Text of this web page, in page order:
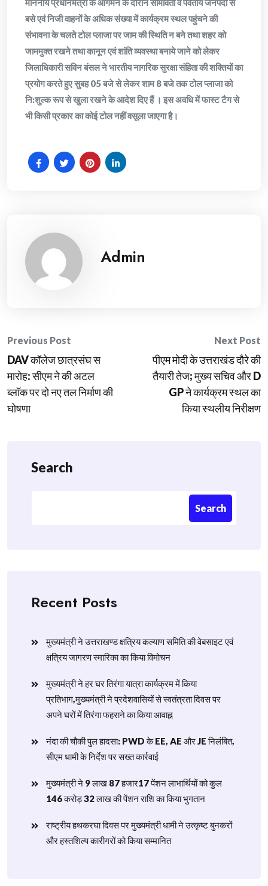
माननीय प्रधानमंत्री के आगमन के दौरान सीमावर्ती व पर्वतीय जनपदों से
बसे एवं निजी वाहनों के अधिक संख्या में कार्यक्रम स्थल पहुंचने की
संभावना के चलते टोल प्लाजा पर जाम की स्थिति न बने तथा शहर को
जाममुक्त रखने तथा कानून एवं शांति व्यवस्था बनाये जाने को लेकर
जिलाधिकारी सविन बंसल ने भारतीय नागरिक सुरक्षा संहिता की शक्तियों का
प्रयोग करते हुए सुबह 05 बजे से लेकर शाम 8 बजे तक टोल प्लाजा को
नि:शुल्क रूप से खुला रखने के आदेश दिए हैं । इस अवधि में फास्ट टैग से
भी किसी प्रकार का कोई टोल नहीं वसूला जाएगा है।
Admin
Post
navigation
Previous Post
DAV कॉलेज छात्रसंघ स
मारोह: सीएम ने की अटल
ब्लॉक पर दो नए तल निर्माण की
घोषणा
Next Post
पीएम मोदी के उत्तराखंड दौरे की
तैयारी तेज; मुख्य सचिव और D
GP ने कार्यक्रम स्थल का
किया स्थलीय निरीक्षण
Search
Search
Recent Posts
मुख्यमंत्री ने उत्तराखण्ड क्षत्रिय कल्याण समिति की वेबसाइट एवं
क्षत्रिय जागरण स्मारिका का किया विमोचन
मुख्यमंत्री ने हर घर तिरंगा यात्रा कार्यक्रम में किया
प्रतिभाग,मुख्यमंत्री ने प्रदेशवासियों से स्वतंत्रता दिवस पर
अपने घरों में तिरंगा फहराने का किया आवाह्न
नंदा की चौकी पुल हादसा: PWD के EE, AE और JE निलंबित,
सीएम धामी के निर्देश पर सख्त कार्रवाई
मुख्यमंत्री ने 9 लाख 87 हजार17 पेंशन लाभार्थियों को कुल
146 करोड़ 32 लाख की पेंशन राशि का किया भुगतान
राष्ट्रीय हथकरघा दिवस पर मुख्यमंत्री धामी ने उत्कृष्ट बुनकरों
और हस्तशिल्प कारीगरों को किया सम्मानित